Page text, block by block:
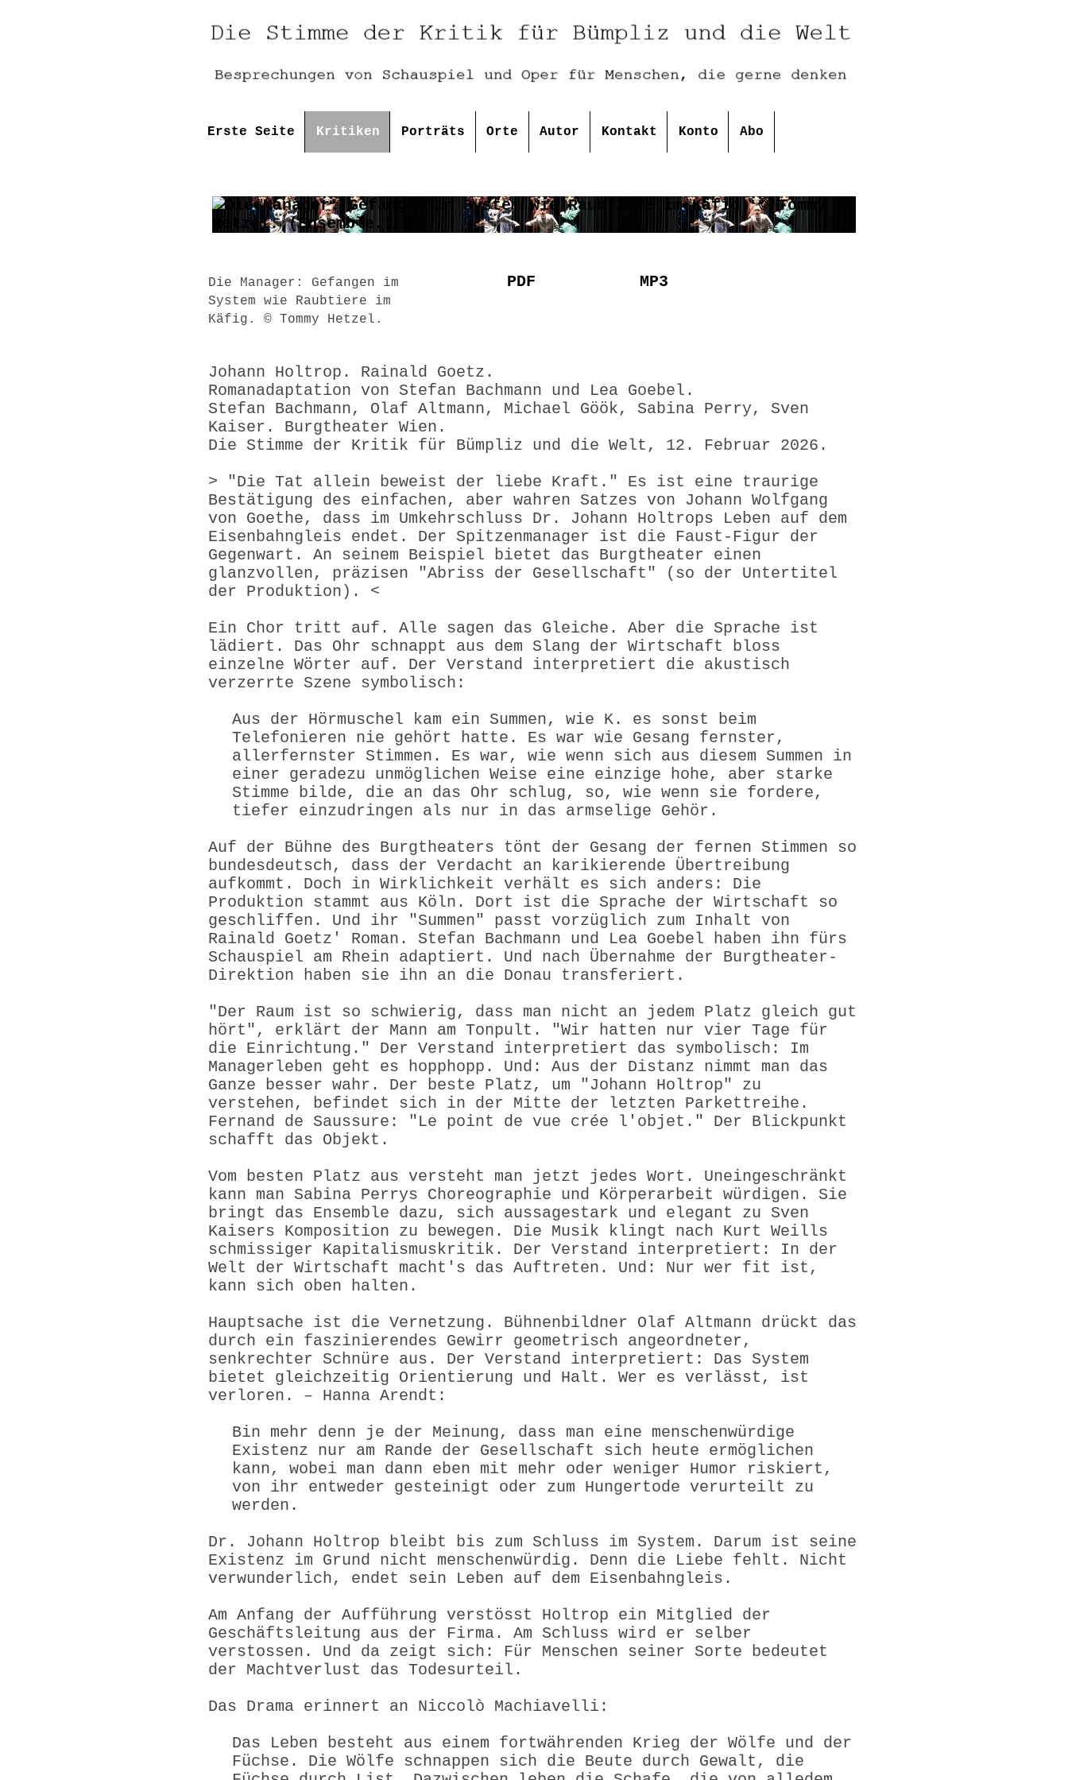
Erste Seite Kritiken Porträts Orte Autor Kontakt Konto Abo
Die Manager: Gefangen im
System wie Raubtiere im
Käfig. © Tommy Hetzel.
PDF MP3
Johann Holtrop. Rainald Goetz.
Romanadaptation von Stefan Bachmann und Lea Goebel.
Stefan Bachmann, Olaf Altmann, Michael Göök, Sabina Perry, Sven
Kaiser. Burgtheater Wien.
Die Stimme der Kritik für Bümpliz und die Welt, 12. Februar 2026.
> "Die Tat allein beweist der liebe Kraft." Es ist eine traurige
Bestätigung des einfachen, aber wahren Satzes von Johann Wolfgang
von Goethe, dass im Umkehrschluss Dr. Johann Holtrops Leben auf dem
Eisenbahngleis endet. Der Spitzenmanager ist die Faust-Figur der
Gegenwart. An seinem Beispiel bietet das Burgtheater einen
glanzvollen, präzisen "Abriss der Gesellschaft" (so der Untertitel
der Produktion). <
Ein Chor tritt auf. Alle sagen das Gleiche. Aber die Sprache ist
lädiert. Das Ohr schnappt aus dem Slang der Wirtschaft bloss
einzelne Wörter auf. Der Verstand interpretiert die akustisch
verzerrte Szene symbolisch:
Aus der Hörmuschel kam ein Summen, wie K. es sonst beim
Telefonieren nie gehört hatte. Es war wie Gesang fernster,
allerfernster Stimmen. Es war, wie wenn sich aus diesem Summen in
einer geradezu unmöglichen Weise eine einzige hohe, aber starke
Stimme bilde, die an das Ohr schlug, so, wie wenn sie fordere,
tiefer einzudringen als nur in das armselige Gehör.
Auf der Bühne des Burgtheaters tönt der Gesang der fernen Stimmen so
bundesdeutsch, dass der Verdacht an karikierende Übertreibung
aufkommt. Doch in Wirklichkeit verhält es sich anders: Die
Produktion stammt aus Köln. Dort ist die Sprache der Wirtschaft so
geschliffen. Und ihr "Summen" passt vorzüglich zum Inhalt von
Rainald Goetz' Roman. Stefan Bachmann und Lea Goebel haben ihn fürs
Schauspiel am Rhein adaptiert. Und nach Übernahme der Burgtheater-
Direktion haben sie ihn an die Donau transferiert.
"Der Raum ist so schwierig, dass man nicht an jedem Platz gleich gut
hört", erklärt der Mann am Tonpult. "Wir hatten nur vier Tage für
die Einrichtung." Der Verstand interpretiert das symbolisch: Im
Managerleben geht es hopphopp. Und: Aus der Distanz nimmt man das
Ganze besser wahr. Der beste Platz, um "Johann Holtrop" zu
verstehen, befindet sich in der Mitte der letzten Parkettreihe.
Fernand de Saussure: "Le point de vue crée l'objet." Der Blickpunkt
schafft das Objekt.
Vom besten Platz aus versteht man jetzt jedes Wort. Uneingeschränkt
kann man Sabina Perrys Choreographie und Körperarbeit würdigen. Sie
bringt das Ensemble dazu, sich aussagestark und elegant zu Sven
Kaisers Komposition zu bewegen. Die Musik klingt nach Kurt Weills
schmissiger Kapitalismuskritik. Der Verstand interpretiert: In der
Welt der Wirtschaft macht's das Auftreten. Und: Nur wer fit ist,
kann sich oben halten.
Hauptsache ist die Vernetzung. Bühnenbildner Olaf Altmann drückt das
durch ein faszinierendes Gewirr geometrisch angeordneter,
senkrechter Schnüre aus. Der Verstand interpretiert: Das System
bietet gleichzeitig Orientierung und Halt. Wer es verlässt, ist
verloren. – Hanna Arendt:
Bin mehr denn je der Meinung, dass man eine menschenwürdige
Existenz nur am Rande der Gesellschaft sich heute ermöglichen
kann, wobei man dann eben mit mehr oder weniger Humor riskiert,
von ihr entweder gesteinigt oder zum Hungertode verurteilt zu
werden.
Dr. Johann Holtrop bleibt bis zum Schluss im System. Darum ist seine
Existenz im Grund nicht menschenwürdig. Denn die Liebe fehlt. Nicht
verwunderlich, endet sein Leben auf dem Eisenbahngleis.
Am Anfang der Aufführung verstösst Holtrop ein Mitglied der
Geschäftsleitung aus der Firma. Am Schluss wird er selber
verstossen. Und da zeigt sich: Für Menschen seiner Sorte bedeutet
der Machtverlust das Todesurteil.
Das Drama erinnert an Niccolò Machiavelli:
Das Leben besteht aus einem fortwährenden Krieg der Wölfe und der
Füchse. Die Wölfe schnappen sich die Beute durch Gewalt, die